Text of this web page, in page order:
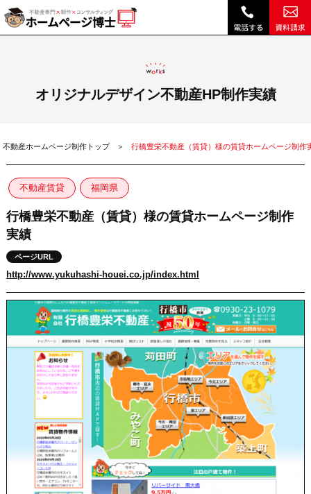
行橋豊栄不動産（賃貸）様の賃貸ホームページ制作実績|ホームページ博士（博士.com）
オリジナルデザイン不動産HP制作実績
不動産ホームページ制作トップ 行橋豊栄不動産（賃貸）様の賃貸ホームページ制作
不動産賃貸 福岡県
行橋豊栄不動産（賃貸）様の賃貸ホームページ制作
実績
ページURL
http://www.yukuhashi-houei.co.jp/index.html